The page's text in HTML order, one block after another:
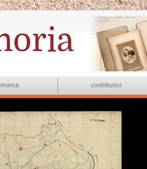
ricerca contribuisci